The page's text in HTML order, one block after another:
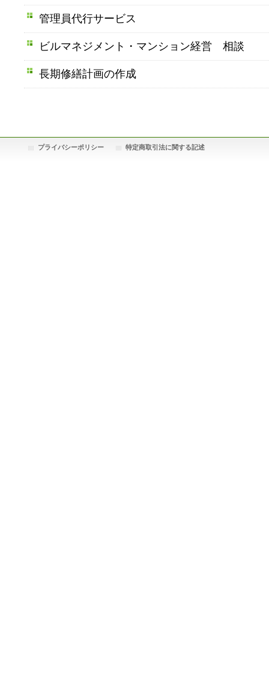
管理員代行サービス
ビルマネジメント・マンション経営 相談
長期修繕計画の作成
プライバシーポリシー 特定商取引法に関する記述